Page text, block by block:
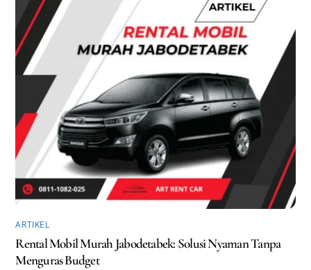
ARTIKEL
Rental Mobil Murah Jabodetabek: Solusi Nyaman Tanpa
Menguras Budget